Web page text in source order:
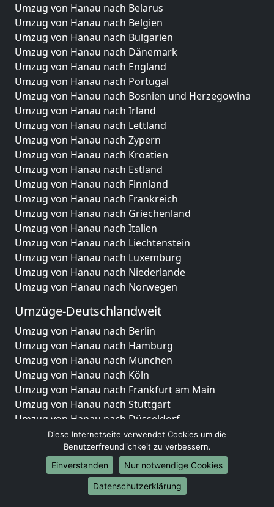
Umzug von Hanau nach Belarus
Umzug von Hanau nach Belgien
Umzug von Hanau nach Bulgarien
Umzug von Hanau nach Dänemark
Umzug von Hanau nach England
Umzug von Hanau nach Portugal
Umzug von Hanau nach Bosnien und Herzegowina
Umzug von Hanau nach Irland
Umzug von Hanau nach Lettland
Umzug von Hanau nach Zypern
Umzug von Hanau nach Kroatien
Umzug von Hanau nach Estland
Umzug von Hanau nach Finnland
Umzug von Hanau nach Frankreich
Umzug von Hanau nach Griechenland
Umzug von Hanau nach Italien
Umzug von Hanau nach Liechtenstein
Umzug von Hanau nach Luxemburg
Umzug von Hanau nach Niederlande
Umzug von Hanau nach Norwegen
Umzüge-Deutschlandweit
Umzug von Hanau nach Berlin
Umzug von Hanau nach Hamburg
Umzug von Hanau nach München
Umzug von Hanau nach Köln
Umzug von Hanau nach Frankfurt am Main
Umzug von Hanau nach Stuttgart
Umzug von Hanau nach Düsseldorf
Umzug von Hanau nach Leipzig
Umzug von Hanau nach Dortmund
Umzug von Hanau nach Essen
Umzug von Hanau nach Bremen
Umzug von Hanau nach Dresden
Diese Internetseite verwendet Cookies um die
Benutzerfreundlichkeit zu verbessern.
Einverstanden
Nur notwendige Cookies
Datenschutzerklärung